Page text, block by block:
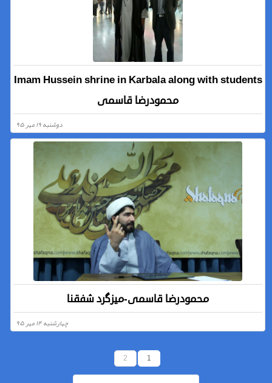
Imam Hussein shrine in Karbala along with students
محمودرضا قاسمی
دوشنبه ۱۹ مهر ۹۵
محمودرضا قاسمی-میزگرد شفقنا
چهارشنبه ۱۴ مهر ۹۵
1
2